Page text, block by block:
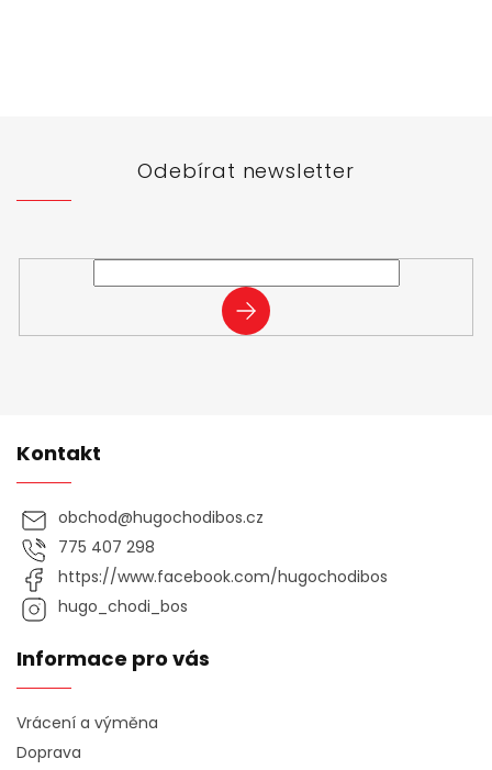
Odebírat newsletter
PŘIHLÁSIT
SE
Kontakt
obchod@hugochodibos.cz
775 407 298
https://www.facebook.com/hugochodibos
hugo_chodi_bos
Informace pro vás
Vrácení a výměna
Doprava